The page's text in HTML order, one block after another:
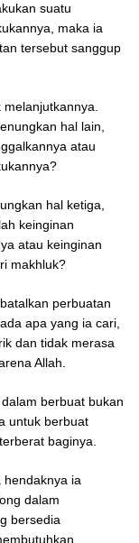
suatu
maka ia
tersebut sanggup
hal lain,
atau
hal ketiga,
keinginan
atau keinginan
makhluk?
perbuatan
apa yang ia cari,
dan tidak merasa
Allah.
berbuat bukan
untuk berbuat
baginya.
hendaknya ia
dalam
bersedia